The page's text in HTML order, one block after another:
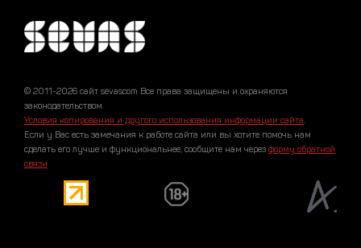
© 2011-2026 сайт sevascom Все права защищены и охраняются
законодательством.
Условия копирования и другого использования информации сайта.
Если у Вас есть замечания к работе сайта или вы хотите помочь нам
сделать его лучше и функциональнее, сообщите нам через форму обратной
связи